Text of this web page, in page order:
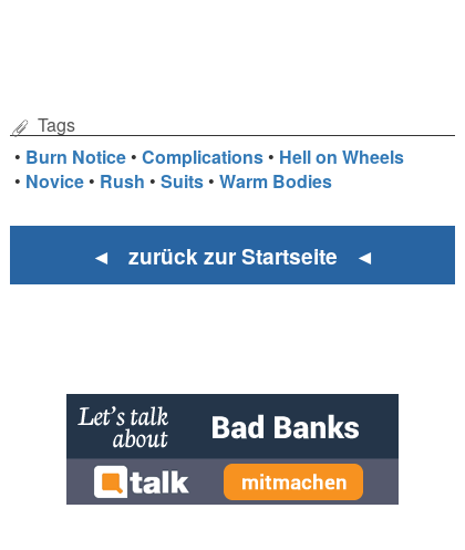
Tags
• Burn Notice •Complications • Hell on Wheels
• Novice • Rush •Suits •Warm Bodies
◄ zurück zur Startseite ◄